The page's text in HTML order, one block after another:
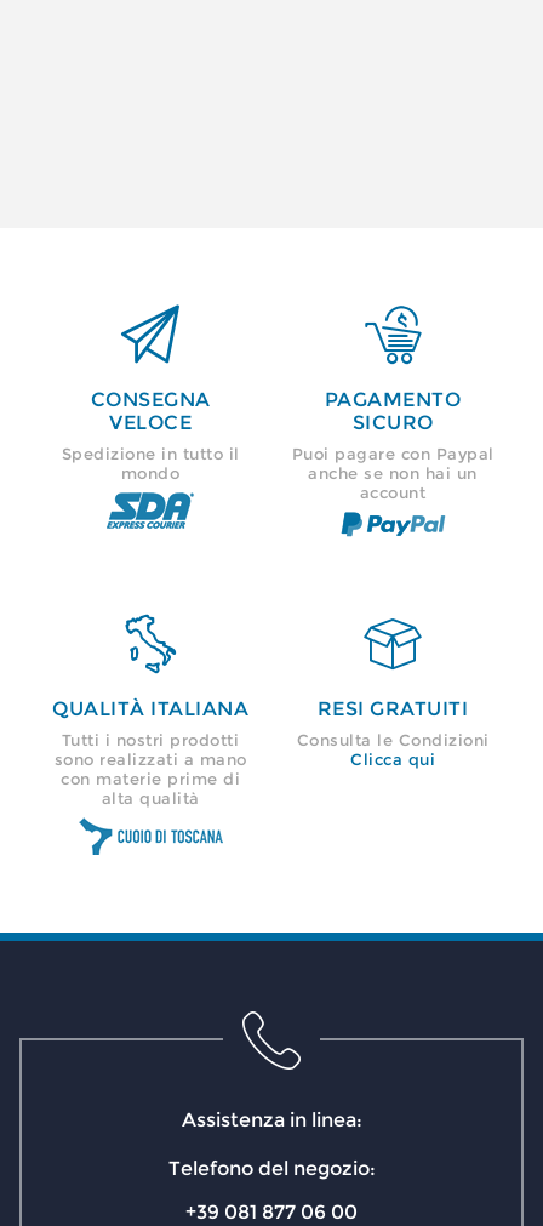

CONSEGNA
VELOCE
Spedizione in tutto il
mondo

PAGAMENTO
SICURO
Puoi pagare con Paypal
anche se non hai un
account

QUALITÀ ITALIANA
Tutti i nostri prodotti
sono realizzati a mano
con materie prime di
alta qualità

RESI GRATUITI
Consulta le Condizioni
Clicca qui
Assistenza in linea:
Telefono del negozio:
+39 081 877 06 00